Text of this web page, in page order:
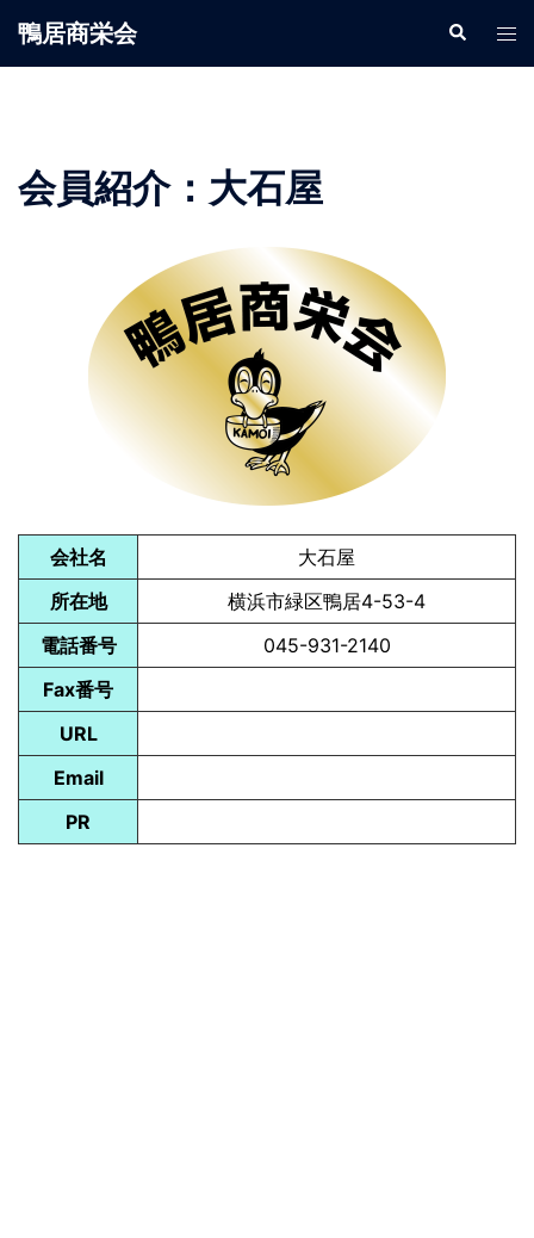
鴨居商栄会
会員紹介：大石屋
会社名
大石屋
所在地
横浜市緑区鴨居4-53-4
電話番号
045-931-2140
Fax番号
URL
Email
PR